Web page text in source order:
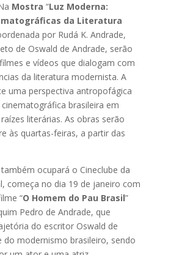
Mostra “Luz Moderna:
da Literatura
por Rudá K. Andrade,
de Oswald de Andrade, serão
e vídeos que dialogam com
da literatura modernista. A
uma perspectiva antropofágica
brasileira em
literárias. As obras serão
às quartas-feiras, a partir das
ocupará o Cineclube da
começa no dia 19 de janeiro com
“O Homem do Pau Brasil”
Pedro de Andrade, que
do escritor Oswald de
do modernismo brasileiro, sendo